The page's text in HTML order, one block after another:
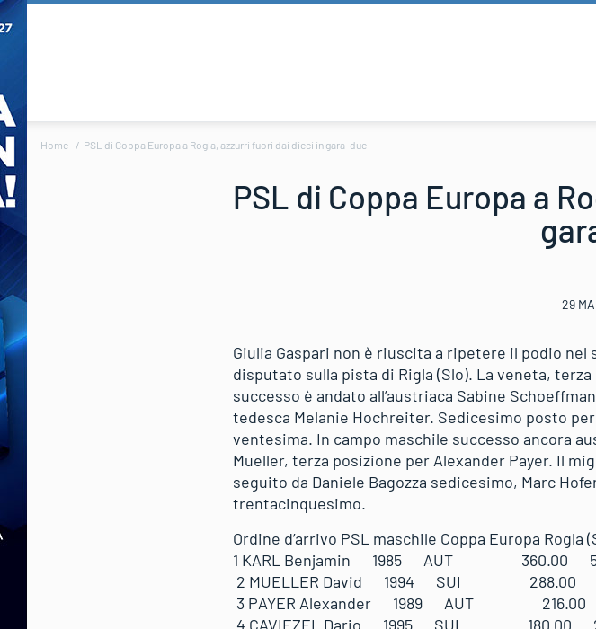
Home PSL di Coppa Europa a Rogla, azzurri fuori dai dieci in gara-due
PSL di Coppa Europa a
29
Giulia Gaspari non è riuscita a ripetere il podio
disputato sulla pista di Rigla (Slo). La veneta,
successo è andato all’austriaca Sabine
tedesca Melanie Hochreiter. Sedicesimo posto
ventesima. In campo maschile successo ancora
Mueller, terza posizione per Alexander Payer. Il
seguito da Daniele Bagozza sedicesimo, Marc
trentacinquesimo.
Ordine d’arrivo PSL maschile Coppa Europa Rogla
1 KARL Benjamin 1985 AUT 360.00
2 MUELLER David 1994 SUI 288.00
3 PAYER Alexander 1989 AUT
4 CAVIEZEL Dario 1995 SUI 180.00